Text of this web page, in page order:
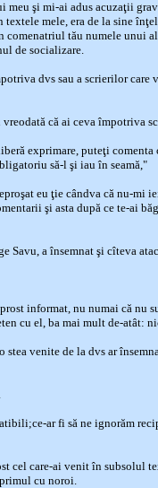
şi mi-ai adus acuzaţii
mele, era de la sine
tău numele unui
de socializare.
dvs sau a scrierilor care
vreodată că ai ceva împotriva
exprimare, puteţi comenta
să-l şi iau în seamă,"
eu ţie cândva că nu-mi
şi asta după ce te-ai
Savu, a însemnat şi cîteva
informat, nu numai că nu
cu el, ba mai mult de-atât:
stea venite de la dvs ar
ar fi să ne ignorăm
cel care-ai venit în subsolul
cu noroi.